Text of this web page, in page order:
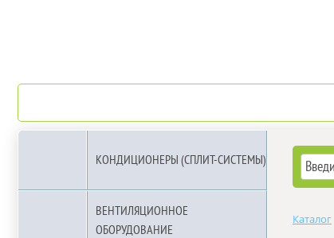
КОНДИЦИОНЕРЫ (СПЛИТ-СИСТЕМЫ)
ВЕНТИЛЯЦИОННОЕ
ОБОРУДОВАНИЕ
Каталог